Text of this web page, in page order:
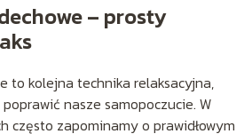
– prosty
to kolejna technika relaksacyjna,
nasze samopoczucie. W
często zapominamy o prawidłowym